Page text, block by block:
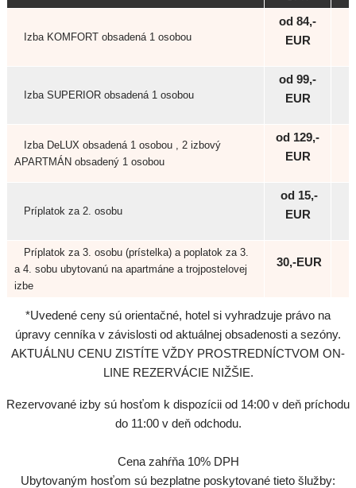
Izba KOMFORT obsadená 1 osobou
od 84,-
EUR
Izba SUPERIOR obsadená 1 osobou
od 99,-
EUR
Izba DeLUX obsadená 1 osobou , 2 izbový
APARTMÁN obsadený 1 osobou
od 129,-
EUR
Príplatok za 2. osobu
od 15,-
EUR
Príplatok za 3. osobu (prístelka) a poplatok za 3.
a 4. sobu ubytovanú na apartmáne a trojpostelovej
izbe
30,-EUR
*Uvedené ceny sú orientačné, hotel si vyhradzuje právo na
úpravy cenníka v závislosti od aktuálnej obsadenosti a sezóny.
AKTUÁLNU CENU ZISTÍTE VŽDY PROSTREDNÍCTVOM ON-
LINE REZERVÁCIE NIŽŠIE.
Rezervované izby sú hosťom k dispozícii od 14:00 v deň príchodu
do 11:00 v deň odchodu.
Cena zahŕňa 10% DPH
Ubytovaným hosťom sú bezplatne poskytované tieto šlužby: